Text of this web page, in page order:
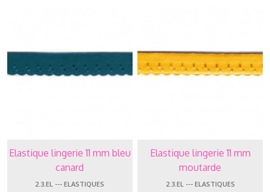
Elastique lingerie 11 mm bleu
canard
2.3.EL --- ELASTIQUES
Elastique lingerie 11 mm
moutarde
2.3.EL --- ELASTIQUES